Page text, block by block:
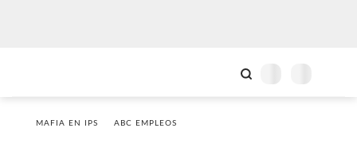
MAFIA EN IPS ABC EMPLEOS